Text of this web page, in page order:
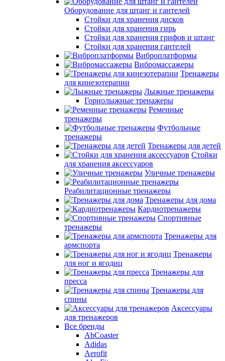
Оборудование для штанг и гантелей
Стойки для хранения дисков
Стойки для хранения гирь
Стойки для хранения грифов и штанг
Стойки для хранения гантелей
Виброплатформы
Вибромассажеры
Тренажеры
для кинезотерапии
Лыжные тренажеры
Горнолыжные тренажеры
Ременные
тренажеры
Футбольные
тренажеры
Тренажеры для детей
Стойки
для хранения аксессуаров
Уличные тренажеры
Реабилитационные тренажеры
Тренажеры для дома
Кардиотренажеры
Спортивные
тренажеры
Тренажеры для
армспорта
Тренажеры
для ног и ягодиц
Тренажеры для
пресса
Тренажеры для
спины
Аксессуары
для тренажеров
Все бренды
AbCoaster
Adidas
Aerofit